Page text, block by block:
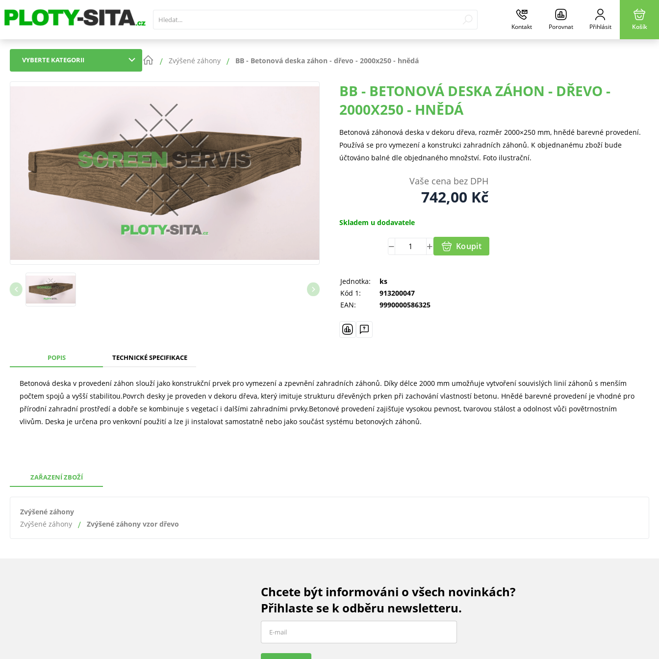
Kontakt Porovnat Přihlásit Košík
VYBERTE KATEGORII Zvýšené záhony BB - Betonová deska záhon - dřevo - 2000x250 - hnědá
BB - BETONOVÁ DESKA ZÁHON - DŘEVO -
2000X250 - HNĚDÁ
Betonová záhonová deska v dekoru dřeva, rozměr 2000×250 mm, hnědé barevné provedení.
Používá se pro vymezení a konstrukci zahradních záhonů. K objednanému zboží bude
účtováno balné dle objednaného množství. Foto ilustrační.
Vaše cena bez DPH
742,00 Kč
Skladem u dodavatele
Koupit
Jednotka:
ks
Kód 1:
913200047
EAN:
9990000586325
POPIS TECHNICKÉ SPECIFIKACE
Betonová deska v provedení záhon slouží jako konstrukční prvek pro vymezení a zpevnění zahradních záhonů. Díky délce 2000 mm umožňuje vytvoření souvislých linií záhonů s menším
počtem spojů a vyšší stabilitou.Povrch desky je proveden v dekoru dřeva, který imituje strukturu dřevěných prken při zachování vlastností betonu. Hnědé barevné provedení je vhodné pro
přírodní zahradní prostředí a dobře se kombinuje s vegetací i dalšími zahradními prvky.Betonové provedení zajišťuje vysokou pevnost, tvarovou stálost a odolnost vůči povětrnostním
vlivům. Deska je určena pro venkovní použití a lze ji instalovat samostatně nebo jako součást systému betonových záhonů.
ZAŘAZENÍ ZBOŽÍ
Zvýšené záhony
Zvýšené záhony
Zvýšené záhony vzor dřevo
Chcete být informováni o všech novinkách?
Přihlaste se k odběru newsletteru.